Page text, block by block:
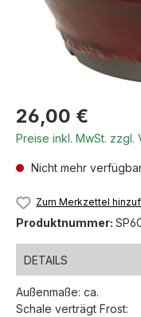
Regulärer Preis:
26,00 €
Preise inkl. MwSt. zzgl.
Nicht mehr
Zum Merkzettel
Produktnummer:
DETAILS
Außenmaße: ca.
Schale verträgt Frost: